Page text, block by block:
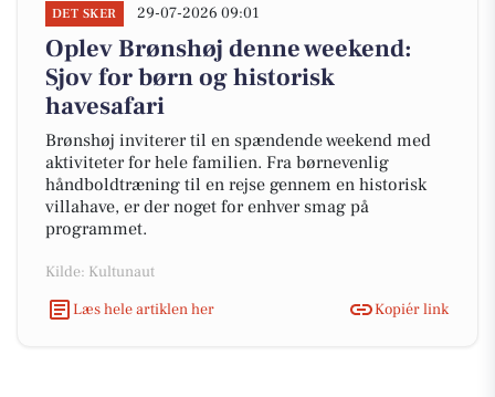
DET SKER 29-07-2026 09:01
Oplev Brønshøj denne weekend:
Sjov for børn og historisk
havesafari
Brønshøj inviterer til en spændende weekend med
aktiviteter for hele familien. Fra børnevenlig
håndboldtræning til en rejse gennem en historisk
villahave, er der noget for enhver smag på
programmet.
Kilde: Kultunaut
Læs hele artiklen her
Kopiér link